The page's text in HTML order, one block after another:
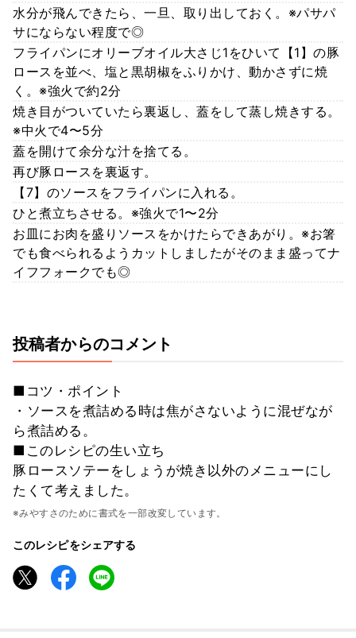
水分が飛んできたら、一旦、取り出しておく。※パサパ
サにならない程度で◎
フライパンにオリーブオイル大さじ1をひいて【1】の豚
ロースを並べ、塩と黒胡椒をふりかけ、動かさずに焼
く。※強火で約2分
焼き目がついていたら裏返し、蓋をして蒸し焼きする。
※中火で4〜5分
蓋を開けて余分な汁を捨てる。
再び豚ロースを裏返す。
【7】のソースをフライパンに入れる。
ひと煮立ちさせる。※強火で1〜2分
お皿にお肉を盛りソースをかけたらできあがり。※お箸
でも食べられるようカットしましたがそのまま盛ってナ
イフフォークでも◎
投稿者からのコメント
■コツ・ポイント
・ソースを煮詰める時は焦がさないように混ぜなが
ら煮詰める。
■このレシピの生い立ち
豚ロースソテーをしょうが焼き以外のメニューにし
たくて考えました。
※みやすさのために書式を一部改変しています。
このレシピをシェアする